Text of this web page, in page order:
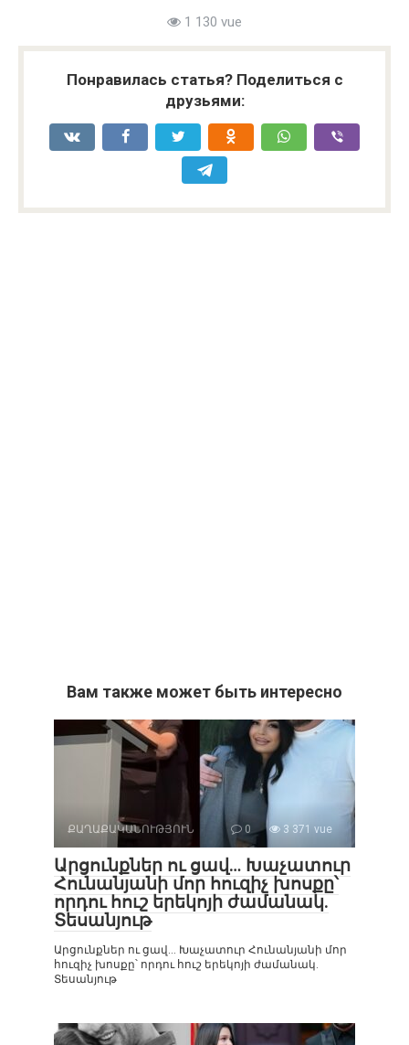
1 130 vue
Понравилась статья? Поделиться с
друзьями:
Вам также может быть интересно
ՔԱՂԱՔԱԿԱՆՈՒԹՅՈՒՆ 0 3 371 vue
Արցունքներ ու ցավ… Խաչատուր
Հունանյանի մոր հուզիչ խոսքը՝
որդու հուշ երեկոյի ժամանակ.
Տեսանյութ
Արցունքներ ու ցավ… Խաչատուր Հունանյանի մոր
հուզիչ խոսքը՝ որդու հուշ երեկոյի ժամանակ.
Տեսանյութ